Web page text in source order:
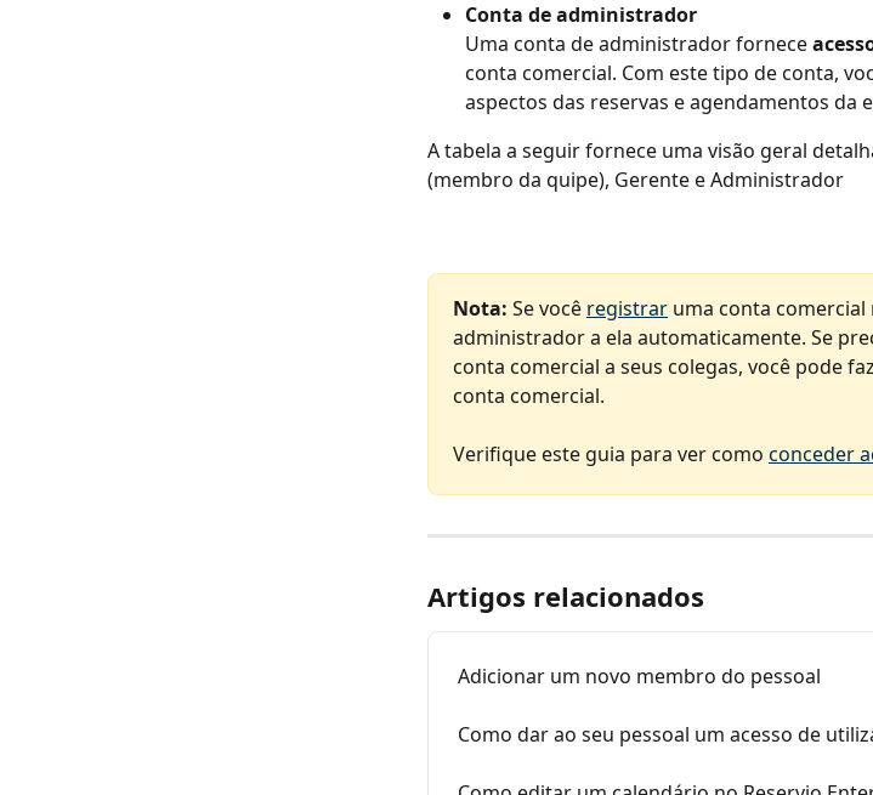
Conta de administrador
Uma conta de administrador fornece
conta comercial. Com este tipo de conta,
aspectos das reservas e agendamentos da
A tabela a seguir fornece uma visão geral
(membro da quipe), Gerente e Administrador
Nota: Se você registrar uma conta comercial
administrador a ela automaticamente. Se
conta comercial a seus colegas, você pode
conta comercial.
Verifique este guia para ver como conceder
Artigos relacionados
Adicionar um novo membro do pessoal
Como dar ao seu pessoal um acesso de